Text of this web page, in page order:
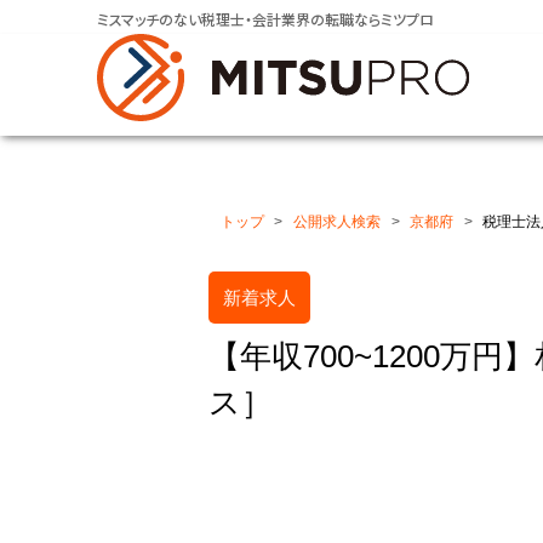
ミスマッチのない税理士・会計業界の転職ならミツプロ
トップ 公開求人検索 京都府 税理士
新着求人
【年収700~1200万円
ス］